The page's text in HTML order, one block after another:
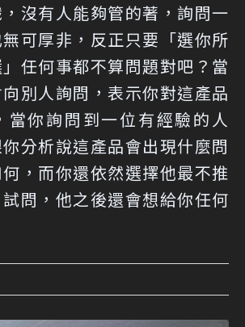
沒有人能夠管的著，詢問一
可厚非，反正只要「選你所
任何事都不算問題對吧？當
別人詢問，表示你對這產品
當你詢問到一位有經驗的人
分析說這產品會出現什麼問
，而你還依然選擇他最不推
問，他之後還會想給你任何